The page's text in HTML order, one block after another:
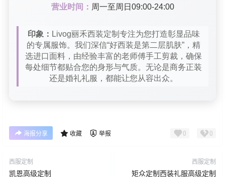
营业时间： 周一至周日09:00-24:00
印象： Livog丽禾西装定制专注为您打造彰显品味
的专属服饰。我们深信“好西装是第二层肌肤”，精
选进口面料，由经验丰富的老师傅手工剪裁，确保
每处细节都贴合您的身形与气质。无论是商务正装
还是婚礼礼服，都能让您从容出众。
海报分享 收藏 举报 0 0
西服定制
凯恩高级定制
西服定制
矩众定制西装礼服高级定制